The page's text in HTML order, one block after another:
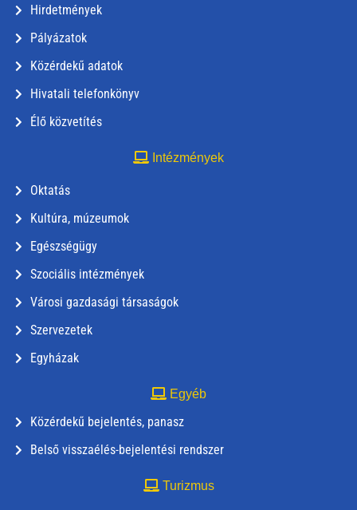
Hirdetmények
Pályázatok
Közérdekű adatok
Hivatali telefonkönyv
Élő közvetítés
Intézmények
Oktatás
Kultúra, múzeumok
Egészségügy
Szociális intézmények
Városi gazdasági társaságok
Szervezetek
Egyházak
Egyéb
Közérdekű bejelentés, panasz
Belső visszaélés-bejelentési rendszer
Turizmus